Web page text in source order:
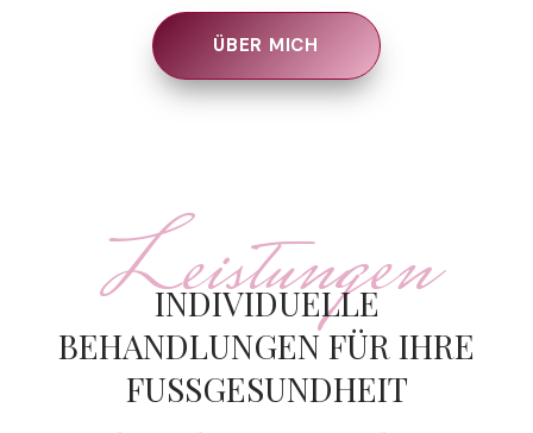
ÜBER MICH
Leistungen
INDIVIDUELLE
BEHANDLUNGEN FÜR IHRE
FUSSGESUNDHEIT